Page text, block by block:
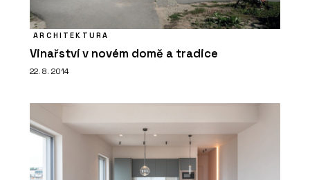
ARCHITEKTURA
Vinařství v novém domě a tradice
22. 8. 2014